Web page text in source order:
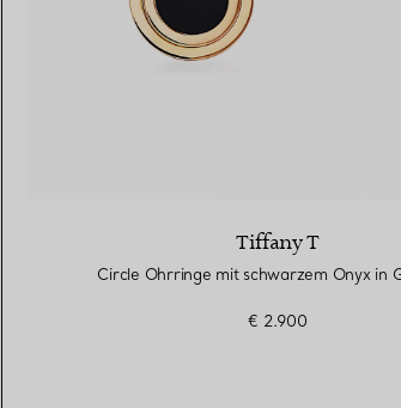
Tiffany T
Circle Ohrringe mit schwarzem Onyx in
€ 2.900